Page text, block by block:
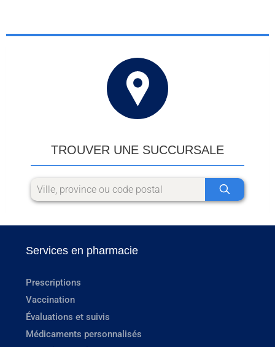
TROUVER UNE SUCCURSALE
Services en pharmacie
Prescriptions
Vaccination
Évaluations et suivis
Médicaments personnalisés